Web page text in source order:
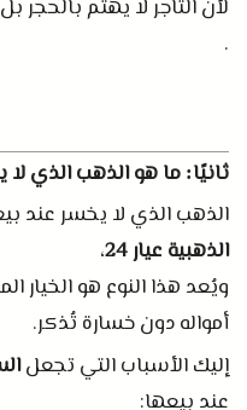
لأن التاجر لا يهتم
.
ثانيًا: ما هو الذهب الذي لا
الذهب الذي لا يخسر عند
الذهبية عيار24،
ويُعد هذا النوع هو الخيار
أمواله دون خسارة تُذكر.
إليك الأسباب التي تجعل
عند بيعها: